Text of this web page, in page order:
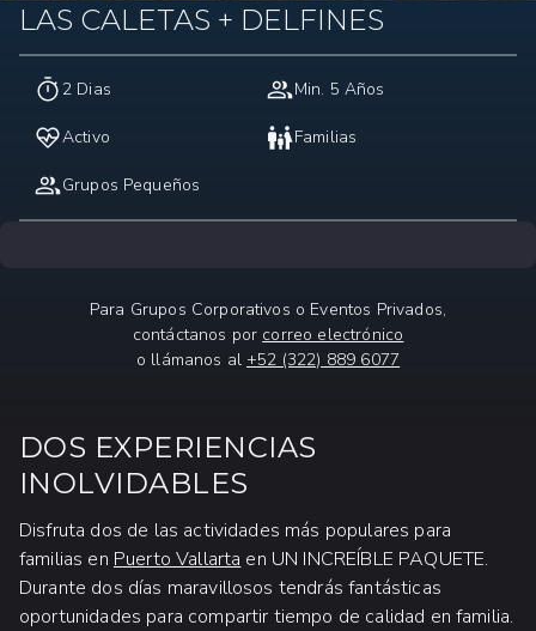
LAS CALETAS + DELFINES
2 Dias Min. 5 Años
Activo Familias
Grupos Pequeños
Para Grupos Corporativos o Eventos Privados,
contáctanos por correo electrónico
o llámanos al +52 (322) 889 6077
DOS EXPERIENCIAS
INOLVIDABLES
Disfruta dos de las actividades más populares para
familias en Puerto Vallarta en UN INCREÍBLE PAQUETE.
Durante dos días maravillosos tendrás fantásticas
oportunidades para compartir tiempo de calidad en familia.